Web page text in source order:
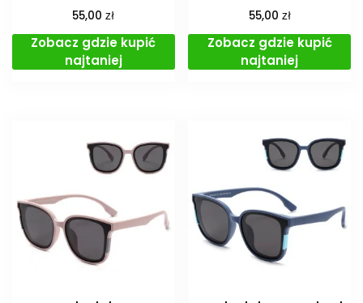
55,00zł
Zobacz gdzie kupić
najtaniej
55,00 zł
Zobacz gdzie kupić
najtaniej